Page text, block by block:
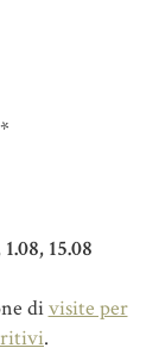
15.08
divisite per
.